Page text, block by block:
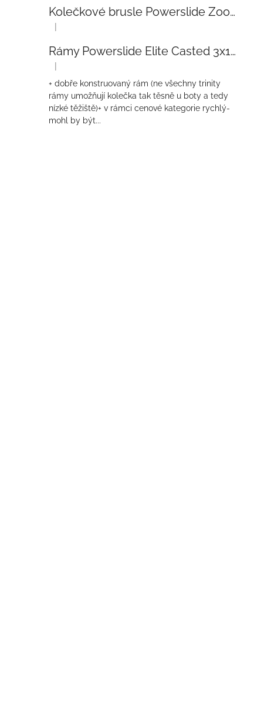
Kolečkové brusle Powerslide Zoom Baby Blue 80
Hodnocení produktu je 5 z 5 hvězdiček.
|
Rámy Powerslide Elite Casted 3x110 Trinity 270mm
Hodnocení produktu je 4 z 5 hvězdiček.
|
+ dobře konstruovaný rám (ne všechny trinity
rámy umožňují kolečka tak těsně u boty a tedy
nízké těžiště)+ v rámci cenové kategorie rychlý-
mohl by být...